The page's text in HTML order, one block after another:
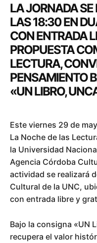
LA JORNADA SE
LAS 18:30 EN
CON ENTRADA
PROPUESTA
LECTURA,
PENSAMIENTO
«UN LIBRO,
Este viernes 29 de
La Noche de las
la Universidad
Agencia Córdoba
actividad se realizará
Cultural de la UNC,
con entrada libre y
Bajo la consigna «UN
recupera el valor